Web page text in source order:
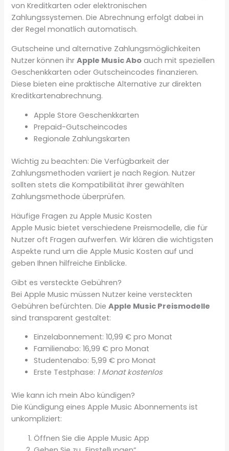
von Kreditkarten oder elektronischen
Zahlungssystemen. Die Abrechnung erfolgt dabei in
der Regel monatlich automatisch.
Gutscheine und alternative Zahlungsmöglichkeiten
Nutzer können ihrApple Music Abo auch mit speziellen
Geschenkkarten oder Gutscheincodes finanzieren.
Diese bieten eine praktische Alternative zur direkten
Kreditkartenabrechnung.
Apple Store Geschenkkarten
Prepaid-Gutscheincodes
Regionale Zahlungskarten
Wichtig zu beachten: Die Verfügbarkeit der
Zahlungsmethoden variiert je nach Region. Nutzer
sollten stets die Kompatibilität ihrer gewählten
Zahlungsmethode überprüfen.
Häufige Fragen zu Apple Music Kosten
Apple Music bietet verschiedene Preismodelle, die für
Nutzer oft Fragen aufwerfen. Wir klären die wichtigsten
Aspekte rund um die Apple Music Kosten auf und
geben Ihnen hilfreiche Einblicke.
Gibt es versteckte Gebühren?
Bei Apple Music müssen Nutzer keine versteckten
Gebühren befürchten. DieApple Music Preismodelle
sind transparent gestaltet:
Einzelabonnement: 10,99 € pro Monat
Familienabo: 16,99 € pro Monat
Studentenabo: 5,99 € pro Monat
Erste Testphase: 1 Monat kostenlos
Wie kann ich mein Abo kündigen?
Die Kündigung eines Apple Music Abonnements ist
unkompliziert:
Öffnen Sie die Apple Music App